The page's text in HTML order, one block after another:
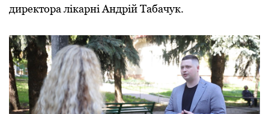
директора лікарні Андрій Табачук.